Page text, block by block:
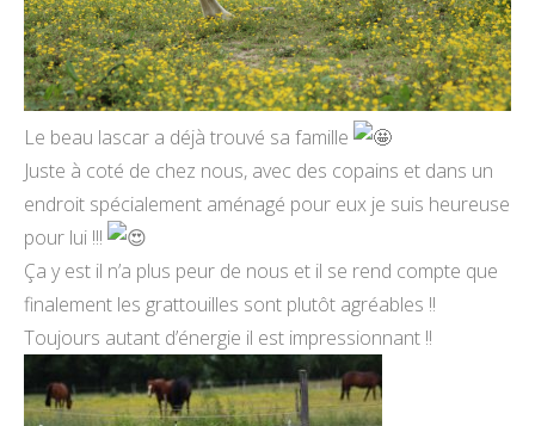
Le beau lascar a déjà trouvé sa famille
Juste à coté de chez nous, avec des copains et dans un
endroit spécialement aménagé pour eux je suis heureuse
pour lui !!!
Ça y est il n’a plus peur de nous et il se rend compte que
finalement les grattouilles sont plutôt agréables !!
Toujours autant d’énergie il est impressionnant !!